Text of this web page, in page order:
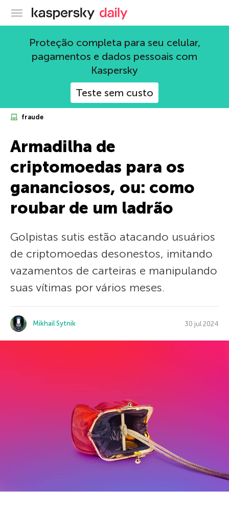
Blog oficial da Kaspersky
Proteção completa para seu celular,
pagamentos e dados pessoais com
Kaspersky
Teste sem custo
fraude
Armadilha de
criptomoedas para os
gananciosos, ou: como
roubar de um ladrão
Golpistas sutis estão atacando usuários
de criptomoedas desonestos, imitando
vazamentos de carteiras e manipulando
suas vítimas por vários meses.
Mikhail Sytnik 30 jul 2024